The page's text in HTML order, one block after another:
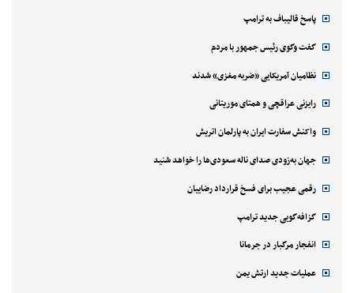
پاسخ قالیباف به ترامپ
گفت وگوی رئیس جمهور با مردم
نظامیان آمریکایی «ضربه مغزی» شدند
رایزنی عراقچی و همتای موریتانی
واکنش سفارت ایران به پارلمان اتریش
جهان به‌زودی صدای ناله سعودی‌ها را خواهد شنید
رقمی عجیب برای فسخ قرارداد رضاییان
گزافه‌گویی جدید ترامپ
انفجار مرگبار در جرمانا
عملیات جدید ارتش یمن